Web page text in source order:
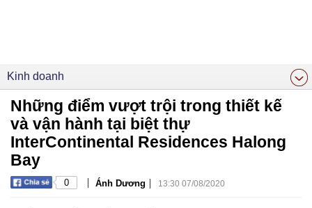
Kinh doanh
Những điểm vượt trội trong thiết kế
và vận hành tại biệt thự
InterContinental Residences Halong
Bay
0 | Ánh Dương | 13:30 07/08/2020